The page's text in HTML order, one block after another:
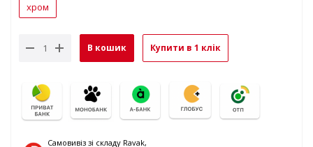
хром
В кошик Купити в 1 клік
Самовивіз зі складу Ravak,